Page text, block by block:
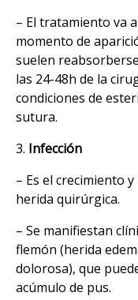
– El tratamiento va
momento de
suelen
las 24-48h de la
condiciones de
sutura.
3. Infección
– Es el crecimiento
herida quirúrgica.
– Se manifiestan
flemón (herida
dolorosa), que
acúmulo de pus.